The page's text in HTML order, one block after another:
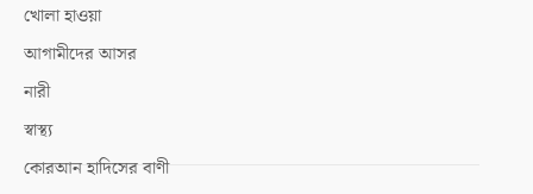
খোলা হাওয়া
আগামীদের আসর
নারী
স্বাস্থ্য
কোরআন হাদিসের বাণী